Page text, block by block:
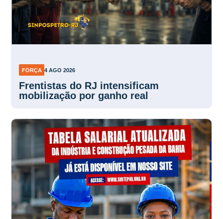
FORÇA 4 AGO 2026
Frentistas do RJ intensificam
mobilização por ganho real